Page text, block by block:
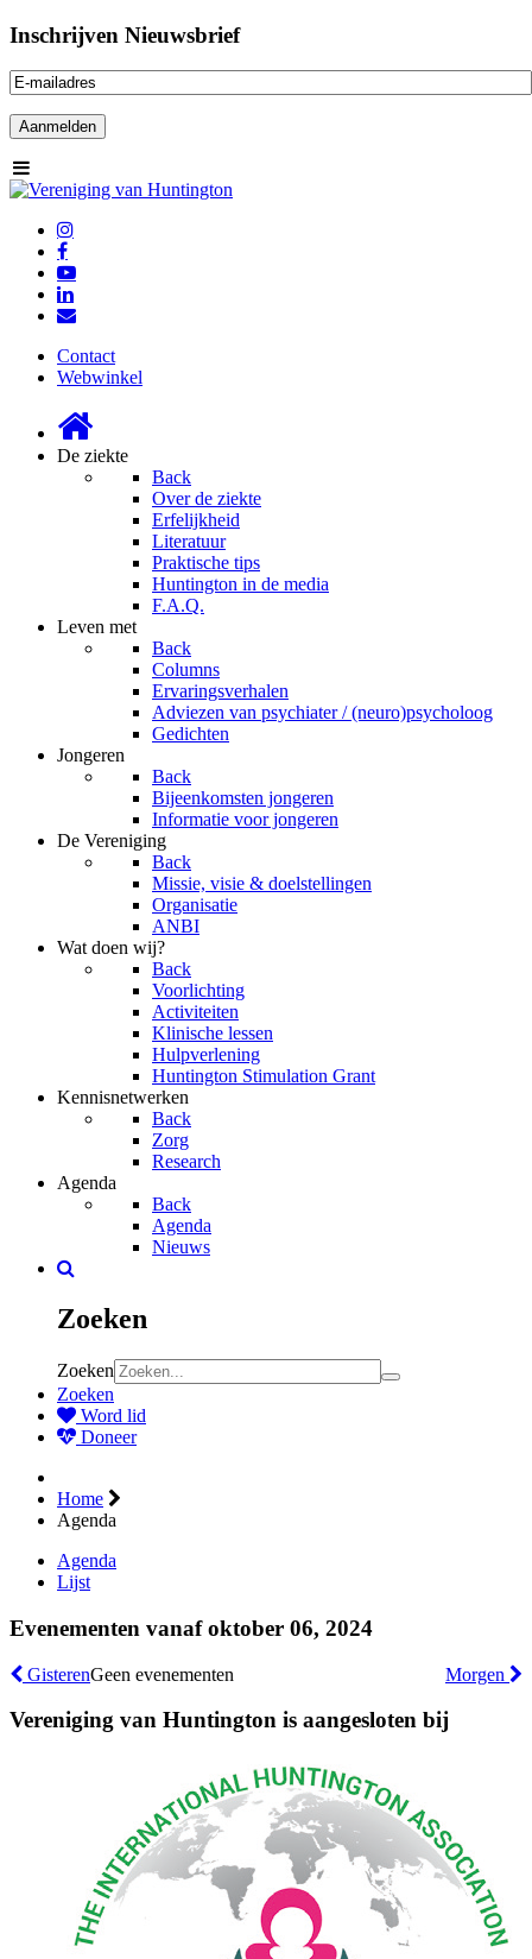
Inschrijven Nieuwsbrief
Contact
Webwinkel
De ziekte
Back
Over de ziekte
Erfelijkheid
Literatuur
Praktische tips
Huntington in de media
F.A.Q.
Leven met
Back
Columns
Ervaringsverhalen
Adviezen van psychiater / (neuro)psycholoog
Gedichten
Jongeren
Back
Bijeenkomsten jongeren
Informatie voor jongeren
De Vereniging
Back
Missie, visie & doelstellingen
Organisatie
ANBI
Wat doen wij?
Back
Voorlichting
Activiteiten
Klinische lessen
Hulpverlening
Huntington Stimulation Grant
Kennisnetwerken
Back
Zorg
Research
Agenda
Back
Agenda
Nieuws
Zoeken
Zoeken
Zoeken
Word lid
Doneer
Home
Agenda
Agenda
Lijst
Evenementen vanaf oktober 06, 2024
Gisteren Morgen
Geen evenementen
Vereniging van Huntington is aangesloten bij